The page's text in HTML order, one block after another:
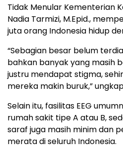
Tidak Menular Kementerian
Nadia Tarmizi, M.Epid.,
juta orang Indonesia hidup
“Sebagian besar belum
bahkan banyak yang masih
justru mendapat stigma,
mereka makin buruk,”
Selain itu, fasilitas EEG
rumah sakit tipe A atau B,
saraf juga masih minim dan
merata di seluruh Indonesia.